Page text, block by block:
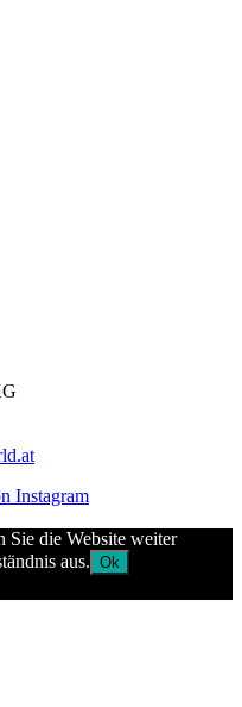
Sie die Website weiter
aus. Ok